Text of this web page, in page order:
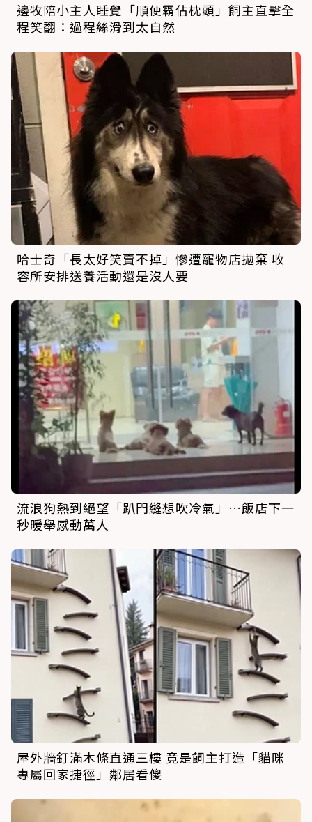
邊牧陪小主人睡覺「順便霸佔枕頭」飼主直擊全
程笑翻：過程絲滑到太自然
哈士奇「長太好笑賣不掉」慘遭寵物店拋棄 收
容所安排送養活動還是沒人要
流浪狗熱到絕望「趴門縫想吹冷氣」…飯店下一
秒暖舉感動萬人
屋外牆釘滿木條直通三樓 竟是飼主打造「貓咪
專屬回家捷徑」鄰居看傻